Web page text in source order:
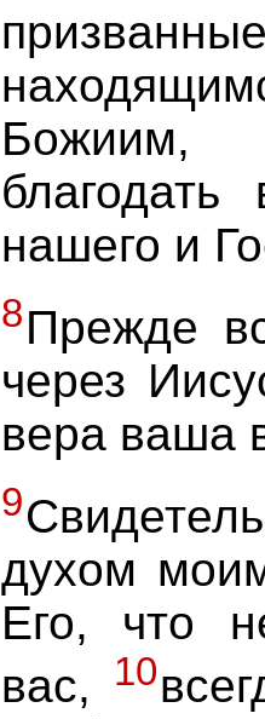
Божиим,
нашего и
8Прежде
через
вера ваша
9
духом
Его, что
вас,
10